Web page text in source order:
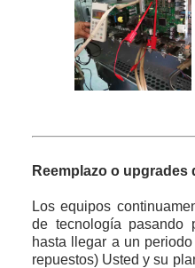
Reemplazo o upgrades
Los equipos
de tecnología pasando
hasta llegar a un
repuestos) Usted y su